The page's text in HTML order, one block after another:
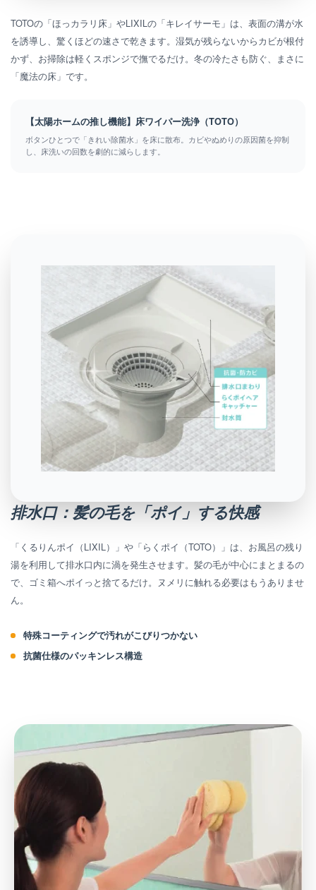
TOTOの「ほっカラリ床」やLIXILの「キレイサーモ」は、表面の溝が水
を誘導し、驚くほどの速さで乾きます。湿気が残らないからカビが根付
かず、お掃除は軽くスポンジで撫でるだけ。冬の冷たさも防ぐ、まさに
「魔法の床」です。
【太陽ホームの推し機能】床ワイパー洗浄（TOTO）
ボタンひとつで「きれい除菌水」を床に散布。カビやぬめりの原因菌を抑制
し、床洗いの回数を劇的に減らします。
排水口：髪の毛を「ポイ」する快感
「くるりんポイ（LIXIL）」や「らくポイ（TOTO）」は、お風呂の残り
湯を利用して排水口内に渦を発生させます。髪の毛が中心にまとまるの
で、ゴミ箱へポイっと捨てるだけ。ヌメリに触れる必要はもうありませ
ん。
特殊コーティングで汚れがこびりつかない
抗菌仕様のパッキンレス構造